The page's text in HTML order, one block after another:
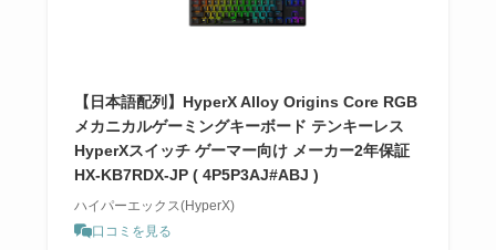
【日本語配列】HyperX Alloy Origins Core RGB
メカニカルゲーミングキーボード テンキーレス
HyperXスイッチ ゲーマー向け メーカー2年保証
HX-KB7RDX-JP ( 4P5P3AJ#ABJ )
ハイパーエックス(HyperX)
口コミを見る